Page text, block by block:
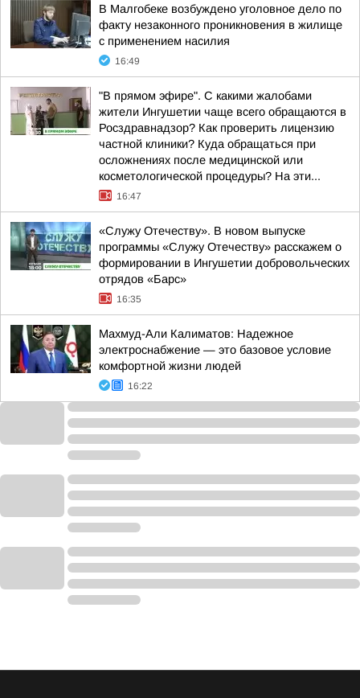
В Малгобеке возбуждено уголовное дело по
факту незаконного проникновения в жилище
с применением насилия
16:49
"В прямом эфире". С какими жалобами
жители Ингушетии чаще всего обращаются в
Росздравнадзор? Как проверить лицензию
частной клиники? Куда обращаться при
осложнениях после медицинской или
косметологической процедуры? На эти...
16:47
«Служу Отечеству». В новом выпуске
программы «Служу Отечеству» расскажем о
формировании в Ингушетии добровольческих
отрядов «Барс»
16:35
Махмуд-Али Калиматов: Надежное
электроснабжение — это базовое условие
комфортной жизни людей
16:22